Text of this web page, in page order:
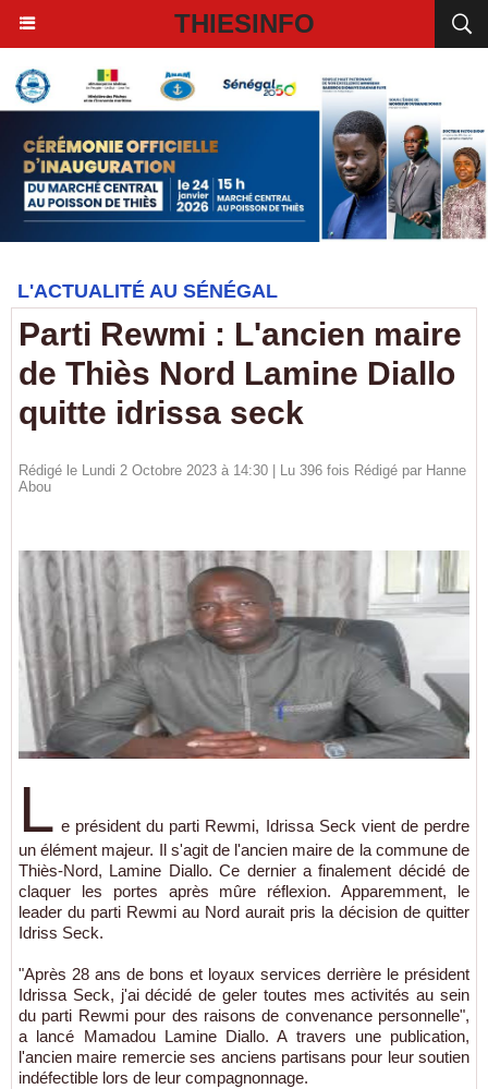
THIESINFO
L'ACTUALITÉ AU SÉNÉGAL
Parti Rewmi : L'ancien maire
de Thiès Nord Lamine Diallo
quitte idrissa seck
Rédigé le Lundi 2 Octobre 2023 à 14:30 | Lu 396 fois Rédigé par Hanne
Abou
L e président du parti Rewmi, Idrissa Seck vient de perdre
un élément majeur. Il s'agit de l'ancien maire de la commune de
Thiès-Nord, Lamine Diallo. Ce dernier a finalement décidé de
claquer les portes après mûre réflexion. Apparemment, le
leader du parti Rewmi au Nord aurait pris la décision de quitter
Idriss Seck.
"Après 28 ans de bons et loyaux services derrière le président
Idrissa Seck, j'ai décidé de geler toutes mes activités au sein
du parti Rewmi pour des raisons de convenance personnelle",
a lancé Mamadou Lamine Diallo. A travers une publication,
l'ancien maire remercie ses anciens partisans pour leur soutien
indéfectible lors de leur compagnonnage.